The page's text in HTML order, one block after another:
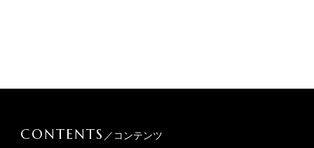
CONTENTS ／コンテンツ